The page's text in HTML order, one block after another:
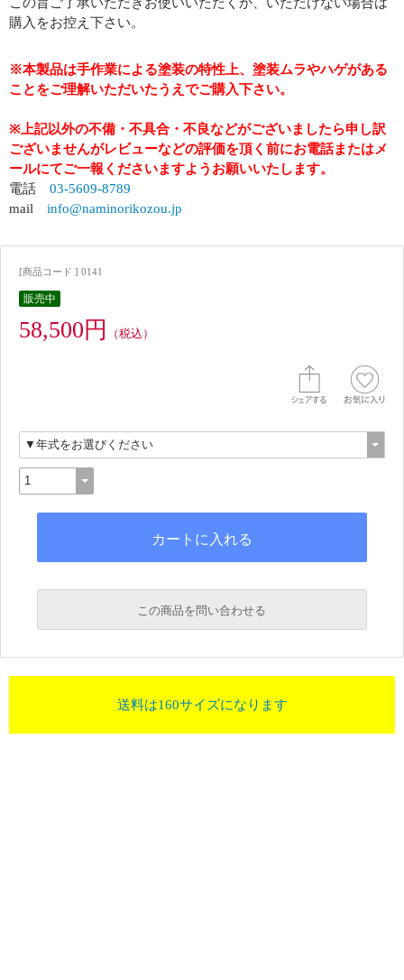
購入をお控え下さい。
※本製品は手作業による塗装の特性上、塗装ムラやハゲがある
ことをご理解いただいたうえでご購入下さい。
※上記以外の不備・不具合・不良などがございましたら申し訳
ございませんがレビューなどの評価を頂く前にお電話またはメ
ールにてご一報くださいますようお願いいたします。
電話 03-5609-8789
mail info@naminorikozou.jp
[商品コード ] 0141
販売中
58,500円 （税込）
この商品を問い合わせる
送料は160サイズになります